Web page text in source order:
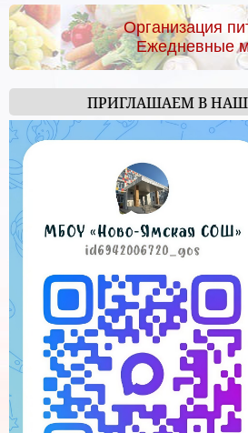
Организация
Ежедневные
ПРИГЛАШАЕМ В